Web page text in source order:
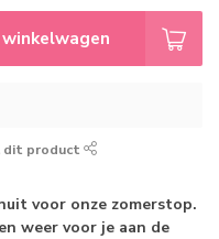
dit product
voor onze zomerstop.
weer voor je aan de